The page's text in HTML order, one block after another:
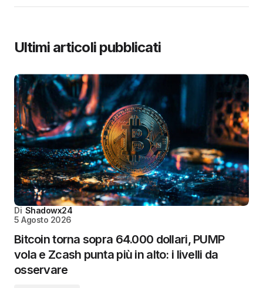
Ultimi articoli pubblicati
Di Shadowx24
5 Agosto 2026
Bitcoin torna sopra 64.000 dollari, PUMP
vola e Zcash punta più in alto: i livelli da
osservare